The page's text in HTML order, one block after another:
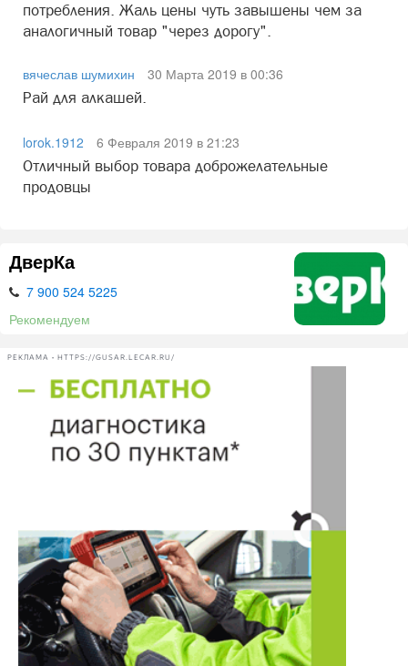
потребления. Жаль цены чуть завышены чем за
аналогичный товар "через дорогу".
вячеслав шумихин
30 Марта 2019 в 00:36
Рай для алкашей.
lorok.1912
6 Февраля 2019 в 21:23
Отличный выбор товара доброжелательные
продовцы
ДверКа
7 900 524 5225
Рекомендуем
РЕКЛАМА • HTTPS://GUSAR.LECAR.RU/